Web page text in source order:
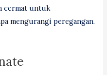
cermat untuk
mengurangi peregangan.